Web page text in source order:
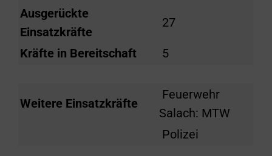
Ausgerückte
Einsatzkräfte
27
Kräfte in Bereitschaft 5
Weitere Einsatzkräfte
Feuerwehr
Salach: MTW
Polizei